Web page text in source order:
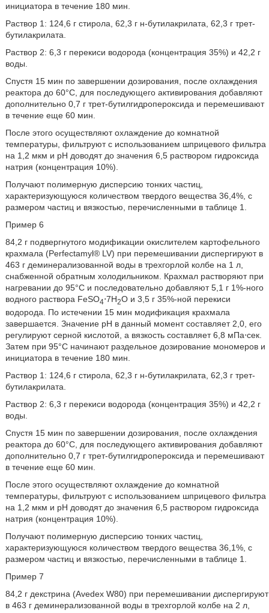
инициатора в течение 180 мин.
Раствор 1: 124,6 г стирола, 62,3 г н-бутилакрилата, 62,3 г трет-
бутилакрилата.
Раствор 2: 6,3 г перекиси водорода (концентрация 35%) и 42,2 г
воды.
Спустя 15 мин по завершении дозирования, после охлаждения
реактора до 60°C, для последующего активирования добавляют
дополнительно 0,7 г трет-бутилгидропероксида и перемешивают
в течение еще 60 мин.
После этого осуществляют охлаждение до комнатной
температуры, фильтруют с использованием шприцевого фильтра
на 1,2 мкм и pH доводят до значения 6,5 раствором гидроксида
натрия (концентрация 10%).
Получают полимерную дисперсию тонких частиц,
характеризующуюся количеством твердого вещества 36,4%, с
размером частиц и вязкостью, перечисленными в таблице 1.
Пример 6
84,2 г подвергнутого модификации окислителем картофельного
крахмала (Perfectamyl® LV) при перемешивании диспергируют в
463 г деминерализованной воды в трехгорлой колбе на 1 л,
снабженной обратным холодильником. Крахмал растворяют при
нагревании до 95°C и последовательно добавляют 5,1 г 1%-ного
водного раствора FeSO4⋅7H2O и 3,5 г 35%-ной перекиси
водорода. По истечении 15 мин модификация крахмала
завершается. Значение pH в данный момент составляет 2,0, его
регулируют серной кислотой, а вязкость составляет 6,8 мПа⋅сек.
Затем при 95°C начинают раздельное дозирование мономеров и
инициатора в течение 180 мин.
Раствор 1: 124,6 г стирола, 62,3 г н-бутилакрилата, 62,3 г трет-
бутилакрилата.
Раствор 2: 6,3 г перекиси водорода (концентрация 35%) и 42,2 г
воды.
Спустя 15 мин по завершении дозирования, после охлаждения
реактора до 60°C, для последующего активирования добавляют
дополнительно 0,7 г трет-бутилгидропероксида и перемешивают
в течение еще 60 мин.
После этого осуществляют охлаждение до комнатной
температуры, фильтруют с использованием шприцевого фильтра
на 1,2 мкм и pH доводят до значения 6,5 раствором гидроксида
натрия (концентрация 10%).
Получают полимерную дисперсию тонких частиц,
характеризующуюся количеством твердого вещества 36,1%, с
размером частиц и вязкостью, перечисленными в таблице 1.
Пример 7
84,2 г декстрина (Avedex W80) при перемешивании диспергируют
в 463 г деминерализованной воды в трехгорлой колбе на 2 л,